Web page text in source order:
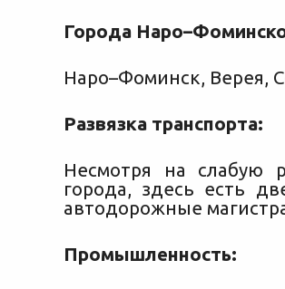
Города
Наро–Фоминск, Верея,
Развязка транспорта:
Несмотря на слабую
города, здесь есть
автодорожные
Промышленность: